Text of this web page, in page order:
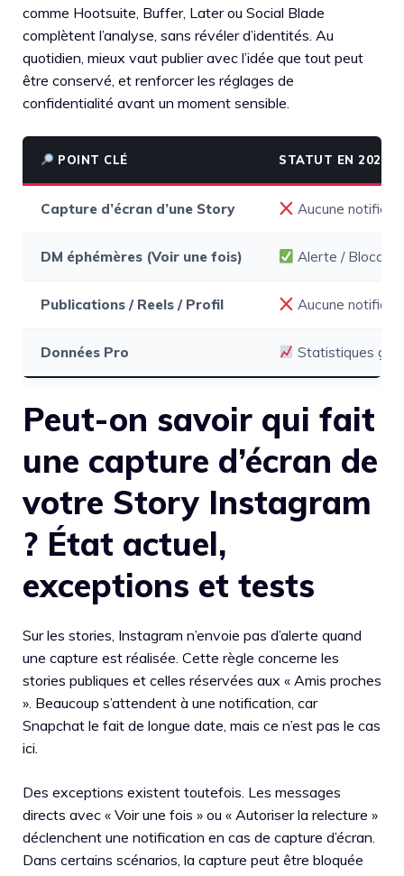
comme Hootsuite, Buffer, Later ou Social Blade
complètent l’analyse, sans révéler d’identités. Au
quotidien, mieux vaut publier avec l’idée que tout peut
être conservé, et renforcer les réglages de
confidentialité avant un moment sensible.
POINT CLÉ STATUT EN 2025
Capture d’écran d’une Story Aucune
DM éphémères (Voir une fois) Alerte / Blocage
Publications / Reels / Profil Aucune
Données Pro Statistiques
Peut-on savoir qui fait
une capture d’écran de
votre Story Instagram
? État actuel,
exceptions et tests
Sur les stories, Instagram n’envoie pas d’alerte quand
une capture est réalisée. Cette règle concerne les
stories publiques et celles réservées aux « Amis proches
». Beaucoup s’attendent à une notification, car
Snapchat le fait de longue date, mais ce n’est pas le cas
ici.
Des exceptions existent toutefois. Les messages
directs avec « Voir une fois » ou « Autoriser la relecture »
déclenchent une notification en cas de capture d’écran.
Dans certains scénarios, la capture peut être bloquée